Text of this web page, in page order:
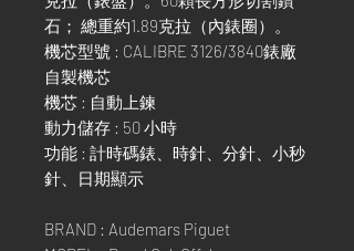
石； 總重約1.89克拉（內錶圈）。
機芯型號 : CALIBRE 3126/3840錶廠
自製機芯
機芯 : 自動上鍊
動力儲存 : 50 小時
功能 : 計時碼錶、時針、分針、小秒
針、日期顯示
BRAND : Audemars Piguet